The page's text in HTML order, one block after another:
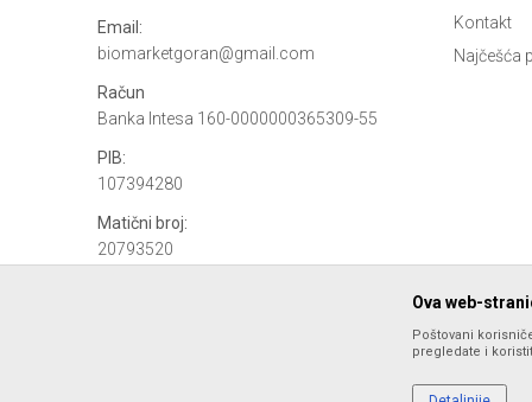
Email:
biomarketgoran@gmail.com
Račun
Banka Intesa 160-0000000365309-55
PIB:
107394280
Matični broj:
20793520
Kontakt
Najčešća
Ova web-
Poštovani
pregledate i